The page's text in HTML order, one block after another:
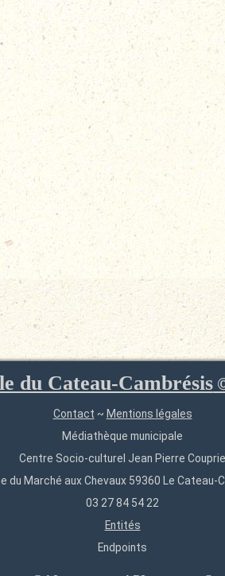
du Cateau-Cambrésis
Contact ~ Mentions légales
Médiathèque municipale
Centre Socio-culturel Jean Pierre Couprie
du Marché aux Chevaux 59360 Le Cateau-
03 27 84 54 22
Entités
Endpoints